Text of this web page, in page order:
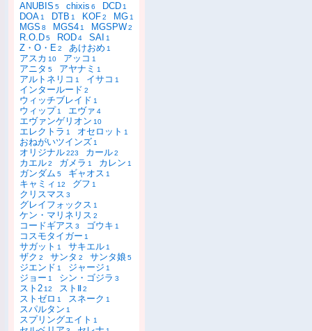
ANUBIS 5 chixis 6 DCD 1
DOA 1 DTB 1 KOF2 MG 1
MGS 8 MGS4 1 MGSPW2
R.O.D5 ROD4 SAI 1
Z・O・E2 あけおめ 1
アスカ 10 アッコ 1
アニタ 5 アヤナミ 1
アルトネリコ 1 イサコ 1
インタールード 2
ウィッチブレイド 1
ウィップ 1 エヴァ 4
エヴァンゲリオン 10
エレクトラ 1 オセロット 1
おねがいツインズ 1
オリジナル223 カール2
カエル2 ガメラ 1 カレン 1
ガンダム 5 ギャオス 1
キャミィ 12 グフ 1
クリスマス 3
グレイフォックス 1
ケン・マリネリス 2
コードギアス 3 ゴウキ 1
コスモタイガー 1
サガット 1 サキエル 1
ザク 2 サンタ 2 サンタ娘 5
ジエンド 1 ジャージ 1
ジョー 1 シン・ゴジラ 3
スト2 12 ストⅡ2
ストゼロ 1 スネーク 1
スパルタン 1
スプリングエイト 1